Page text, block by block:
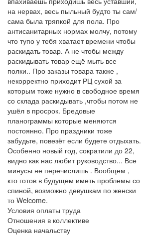
на нервах, весь пыльный будто ты сам/
сама была тряпкой для пола. Про
антисанитарных нормах молчу, потому
что тупо у тебя хватает времени чтобы
раскидать товар. А не чтобы между
раскидывать товар ещё мыть все
полки.. Про заказы товара также ,
некорректно приходит РЦ сухой за
которым тоже нужно в свободное время
со склада раскидывать ,чтобы потом не
ушёл в просрок. Бредовые
планограммы которые меняются
постоянно. Про праздники тоже
забудьте, повезёт если будете отдыхать.
Особенно новый год, сократили до 22,
видно как нас любит руководство... Все
минусы не перечислишь . Вообщем ,
кто готов в будущем иметь проблемы со
спиной, возможно девушкам по женски
то Welcome.
Условия оплаты труда
Отношения в коллективе
Оценка начальству